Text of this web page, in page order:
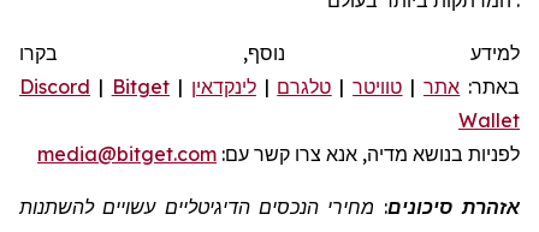
למידע נוסף, בקרו
באתר: אתר| טוויטר| טלגרם |לינקדאין |
Discord | Bitget
Wallet
לפניות בנושא מדיה, אנא צרו קשר עם: media@bitget.com
אזהרת סיכונים: מחירי הנכסים הדיגיטליים עשויים להשתנות